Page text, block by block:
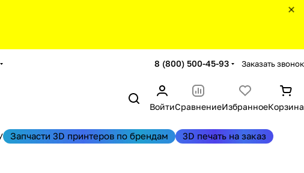
8 (800) 500-45-93 Заказать звонок
ВойтиСравнениеИзбранноеКорзина
Запчасти 3D принтеров по брендам 3D печать на заказ